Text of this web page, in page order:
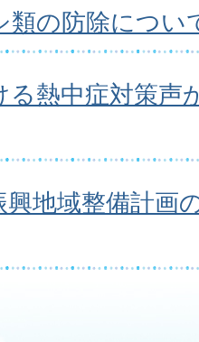
類の防除につい
る熱中症対策声
興地域整備計画